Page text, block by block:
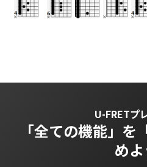
U-FRETプ
「全ての機能」を
めよ